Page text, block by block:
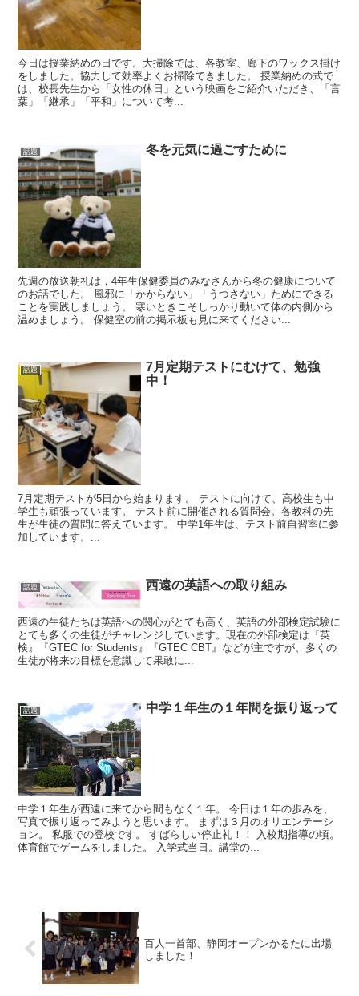
今日は授業納めの日です。大掃除では、各教室、廊下のワックス掛け
をしました。協力して効率よくお掃除できました。 授業納めの式で
は、校長先生から「女性の休日」という映画をご紹介いただき、「言
葉」「継承」「平和」について考...
話題 冬を元気に過ごすために
先週の放送朝礼は，4年生保健委員のみなさんから冬の健康について
のお話でした。 風邪に「かからない」「うつさない」ためにできる
ことを実践しましょう。 寒いときこそしっかり動いて体の内側から
温めましょう。 保健室の前の掲示板も見に来てください...
話題
7月定期テストにむけて、勉強
中！
7月定期テストが5日から始まります。 テストに向けて、高校生も中
学生も頑張っています。 テスト前に開催される質問会。各教科の先
生が生徒の質問に答えています。 中学1年生は、テスト前自習室に参
加しています。...
話題 西遠の英語への取り組み
西遠の生徒たちは英語への関心がとても高く、英語の外部検定試験に
とても多くの生徒がチャレンジしています。現在の外部検定は『英
検』『GTEC for Students』『GTEC CBT』などが主ですが、多くの
生徒が将来の目標を意識して果敢に...
話題 中学１年生の１年間を振り返って
中学１年生が西遠に来てから間もなく１年。 今日は１年の歩みを、
写真で振り返ってみようと思います。 まずは３月のオリエンテーシ
ョン。 私服での登校です。 すばらしい停止礼！！ 入校期指導の頃。
体育館でゲームをしました。 入学式当日。講堂の...
百人一首部、静岡オープンかるたに出場
しました！